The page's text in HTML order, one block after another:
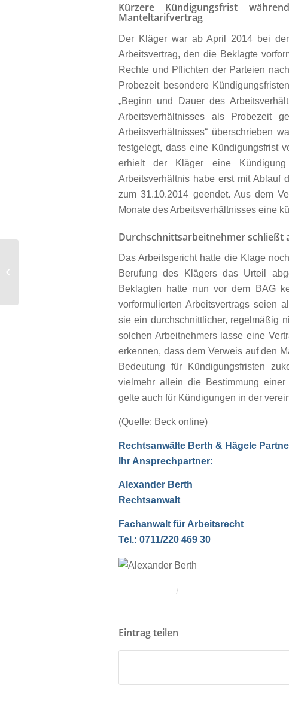
Kürzere Kündigungsfrist
Manteltarifvertrag
Der Kläger war ab April 2014 bei
Arbeitsvertrag, den die Beklagte
Rechte und Pflichten der Parteien
Probezeit besondere
„Beginn und Dauer des
Arbeitsverhältnisses als Probezeit
Arbeitsverhältnisses“ überschrieben
festgelegt, dass eine Kündigungsfrist
erhielt der Kläger eine
Arbeitsverhältnis habe erst mit Ablauf
zum 31.10.2014 geendet. Aus dem
Monate des Arbeitsverhältnisses eine
Durchschnittsarbeitnehmer schließt
Das Arbeitsgericht hatte die Klage
Berufung des Klägers das Urteil
Beklagten hatte nun vor dem BAG
vorformulierten Arbeitsvertrags seien
sie ein durchschnittlicher, regelmäßig
solchen Arbeitnehmers lasse eine
erkennen, dass dem Verweis auf den
Bedeutung für Kündigungsfristen
vielmehr allein die Bestimmung
gelte auch für Kündigungen in der
(Quelle: Beck online)
Rechtsanwälte Berth & Hägele
Ihr Ansprechpartner:
Alexander Berth
Rechtsanwalt
Fachanwalt für Arbeitsrecht
Tel.: 0711/220 469 30
/
Eintrag teilen